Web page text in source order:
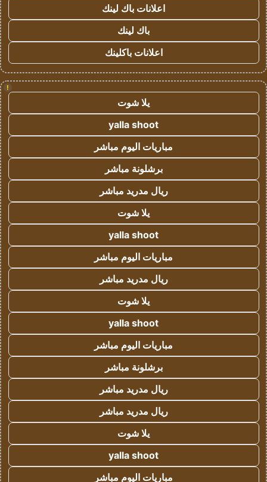
اعلانات باك لينك
باك لينك
اعلانات باكلينك
!
يلا شوت
yalla shoot
مباريات اليوم مباشر
برشلونة مباشر
ريال مدريد مباشر
يلا شوت
yalla shoot
مباريات اليوم مباشر
ريال مدريد مباشر
يلا شوت
yalla shoot
مباريات اليوم مباشر
برشلونة مباشر
ريال مدريد مباشر
ريال مدريد مباشر
يلا شوت
yalla shoot
مباريات اليوم مباشر